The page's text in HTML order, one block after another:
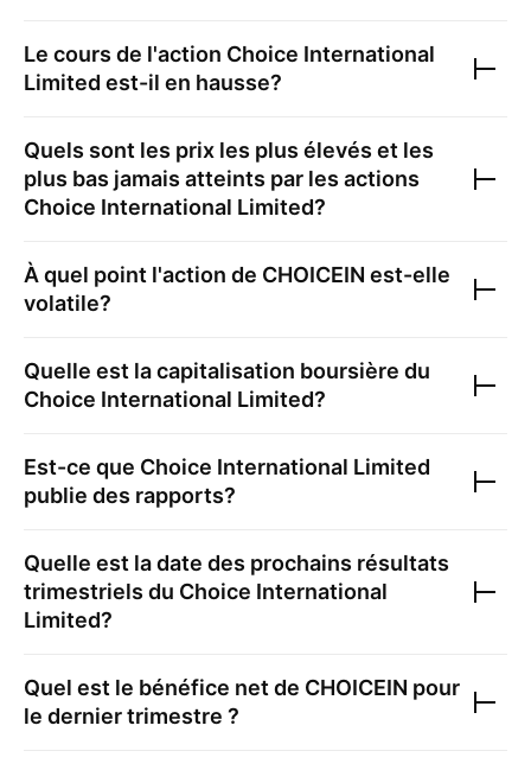
Le cours de l'action Choice International
Limited est-il en hausse?
Quels sont les prix les plus élevés et les
plus bas jamais atteints par les actions
Choice International Limited?
À quel point l'action de CHOICEIN est-elle
volatile?
Quelle est la capitalisation boursière du
Choice International Limited?
Est-ce que Choice International Limited
publie des rapports?
Quelle est la date des prochains résultats
trimestriels du Choice International
Limited?
Quel est le bénéfice net de CHOICEIN pour
le dernier trimestre ?